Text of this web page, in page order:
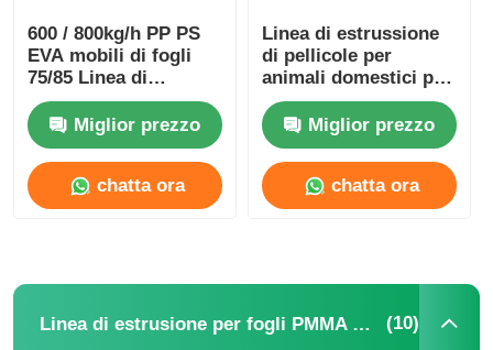
600 / 800kg/h PP PS
EVA mobili di fogli
75/85 Linea di
produzione di fogli di
plastica con sistema
di controllo
automatico PLC
Miglior prezzo
chatta ora
Linea di estrussione
di pellicole per
animali domestici per
mobili MINGDI
Miglior prezzo
chatta ora
Linea di estrusione per fogli PMMA GPPS (10)